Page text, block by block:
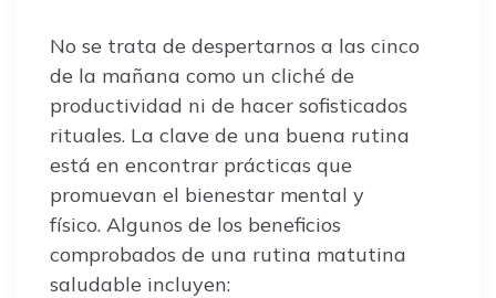
No se trata de despertarnos a las cinco
de la mañana como un cliché de
productividad ni de hacer sofisticados
rituales. La clave de una buena rutina
está en encontrar prácticas que
promuevan el bienestar mental y
físico. Algunos de los beneficios
comprobados de una rutina matutina
saludable incluyen: